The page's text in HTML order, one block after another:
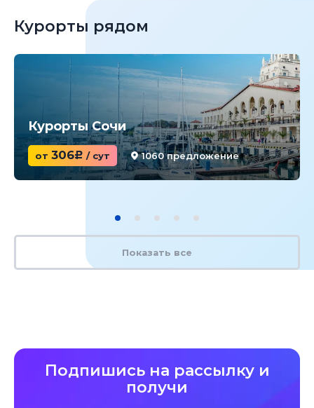
Курорты рядом
Курорты Сочи
от 306c / сут 1060 предложение
Показать все
Подпишись на рассылку и
получи